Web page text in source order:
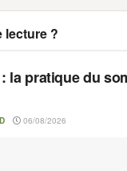
lecture ?
la pratique du
06/08/2026